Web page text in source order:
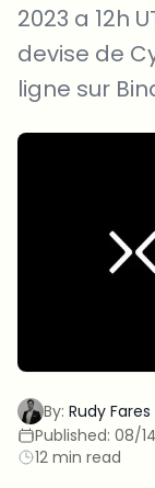
2023 a 12h
devise de
ligne sur
By: Rudy Fares
Published: 08/
12 min read